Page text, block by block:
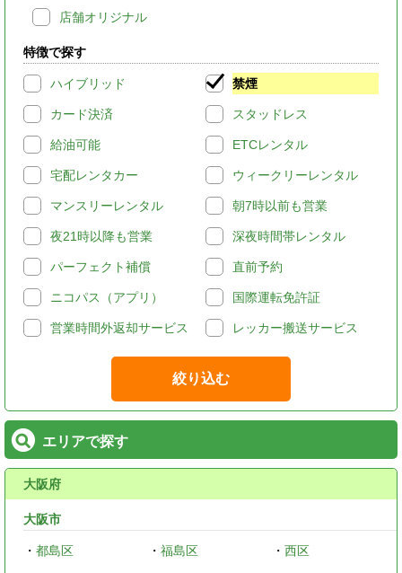
店舗オリジナル
特徴で探す
ハイブリッド 禁煙
カード決済 スタッドレス
給油可能 ETCレンタル
宅配レンタカー ウィークリーレンタル
マンスリーレンタル 朝7時以前も営業
夜21時以降も営業 深夜時間帯レンタル
パーフェクト補償 直前予約
ニコパス（アプリ） 国際運転免許証
営業時間外返却サービス レッカー搬送サービス
絞り込む
エリアで探す
大阪府
大阪市
・ 都島区 ・ 福島区 ・西区